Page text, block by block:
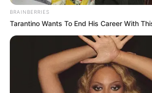
para atender a los pasajeros lesionados.
Durante la transmisión se indicó que “
accidente que compromete a dos
TransMilenio… están en estos
atender a los heridos en el sector de la
”, mientras se informaba
del choque y la presencia de
BRAINBERRIES
Tarantino Wants To End His Career With